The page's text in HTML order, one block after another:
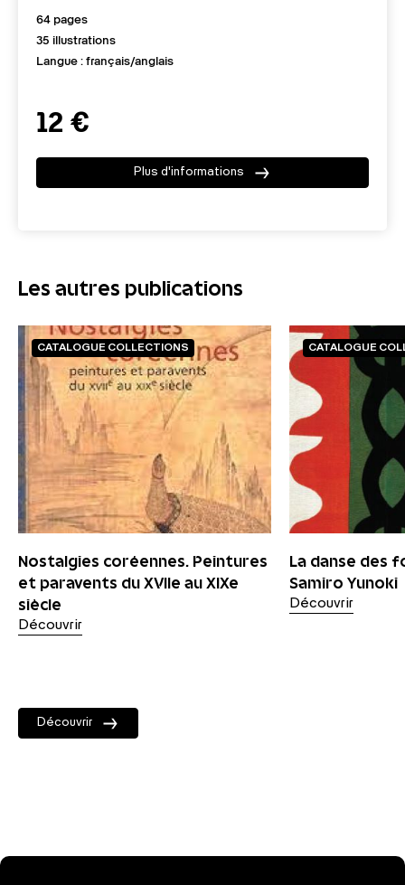
64 pages
35 illustrations
Langue : français/anglais
12 €
Plus d'informations
Les autres publications
CATALOGUE COLLECTIONS
Nostalgies coréennes. Peintures
et paravents du XVIIe au XIXe
siècle
Découvrir
CATALOGUE
La danse des
Samiro Yunoki
Découvrir
Découvrir